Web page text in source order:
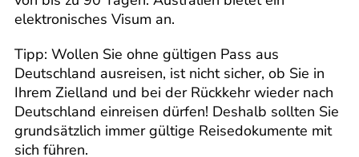
elektronisches Visum an.
Tipp: Wollen Sie ohne gültigen Pass aus
Deutschland ausreisen, ist nicht sicher, ob Sie in
Ihrem Zielland und bei der Rückkehr wieder nach
Deutschland einreisen dürfen! Deshalb sollten Sie
grundsätzlich immer gültige Reisedokumente mit
sich führen.